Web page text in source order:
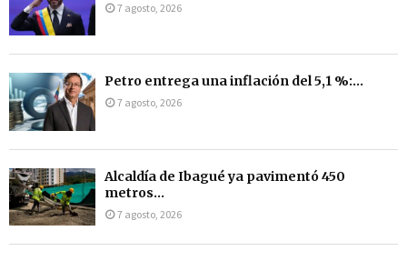
7 agosto, 2026
Petro entrega una inflación del 5,1 %:...
7 agosto, 2026
Alcaldía de Ibagué ya pavimentó 450
metros...
7 agosto, 2026